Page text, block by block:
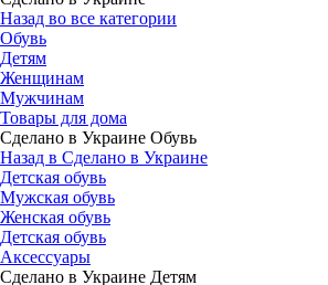
Назад во все категории
Обувь
Детям
Женщинам
Мужчинам
Товары для дома
Сделано в Украине Обувь
Назад в Сделано в Украине
Детская обувь
Мужская обувь
Женская обувь
Детская обувь
Аксессуары
Сделано в Украине Детям